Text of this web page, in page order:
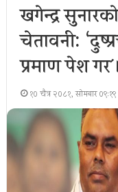
खगेन्द्र
चेतावनी:
प्रमाण पेश गर´।
१० चैत्र २०८१, सोमबार ०९:१९